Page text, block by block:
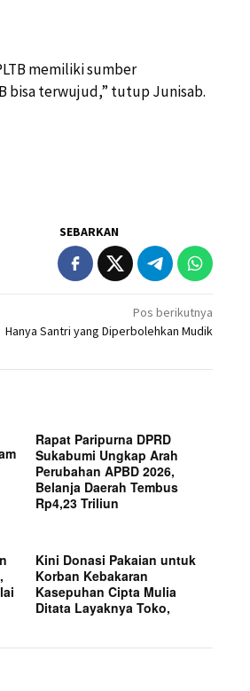
memiliki sumber
bisa terwujud,” tutup Junisab.
SEBARKAN
Pos berikutnya
Hanya Santri yang Diperbolehkan Mudik
Rapat Paripurna DPRD
Sukabumi Ungkap Arah
Perubahan APBD 2026,
Belanja Daerah Tembus
Rp4,23 Triliun
Kini Donasi Pakaian untuk
Korban Kebakaran
Kasepuhan Cipta Mulia
Ditata Layaknya Toko,